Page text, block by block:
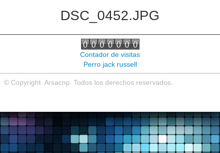
DSC_0452.JPG
Contador de visitas
Perro jack russell
© Copyright. Arsacnp. Todos los derechos reservados.